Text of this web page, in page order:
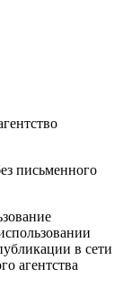
письменного
в сети
агентства